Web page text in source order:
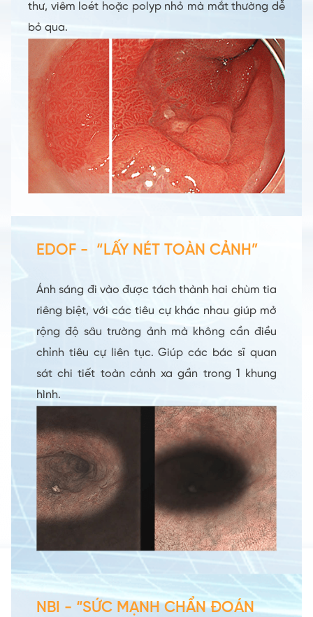
thư, viêm loét hoặc polyp nhỏ mà mắt thường dễ
bỏ qua.
EDOF - “LẤY NÉT TOÀN CẢNH”
Ánh sáng đi vào được tách thành hai chùm tia
riêng biệt, với các tiêu cự khác nhau giúp mở
rộng độ sâu trường ảnh mà không cần điều
chỉnh tiêu cự liên tục. Giúp các bác sĩ quan
sát chi tiết toàn cảnh xa gần trong 1 khung
hình.
NBI - “SỨC MẠNH CHẨN ĐOÁN